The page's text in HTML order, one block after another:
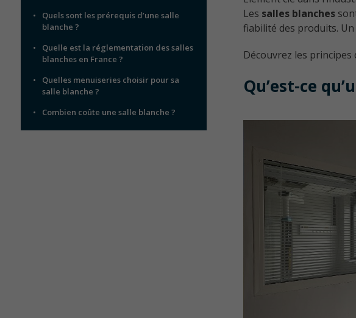
fenêtres se posent par clipsage : une
méthode exclusive RENOVAL Menuiseries
de pont
du temps
Quels sont les prérequis d’une salle
blanche ?
Quelle est la réglementation des salles
blanches en France ?
Quelles menuiseries choisir pour sa
salle blanche ?
Combien coûte une salle blanche ?
Les salles blanches
fiabilité des produits.
Découvrez les principes
Qu’est-ce